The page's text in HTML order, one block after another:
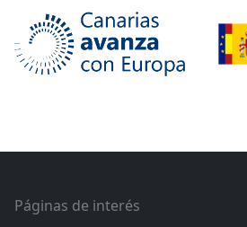
Páginas de interés